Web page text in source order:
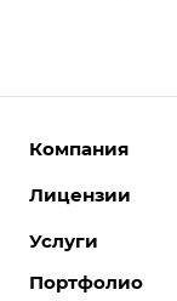
Компания
О компании
Отзывы
Лицензии
Интернет-
Корпоративные
Услуги
Разработка сайтов
Портфолио